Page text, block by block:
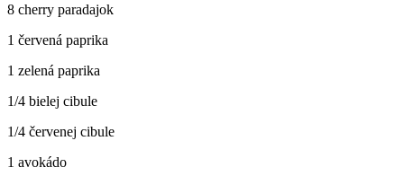
8 cherry paradajok
1 červená paprika
1 zelená paprika
1/4 bielej cibule
1/4 červenej cibule
1 avokádo